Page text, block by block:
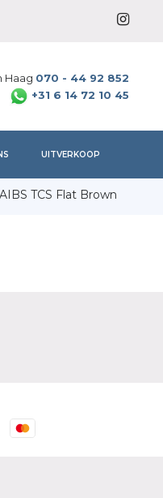
Haag 070 - 44 92 852
+31 6 14 72 10 45
UITVERKOOP
TCS Flat Brown